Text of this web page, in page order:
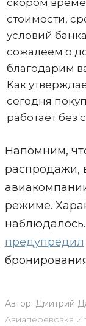
скором
стоимости,
условий
сожалеем о
благодарим
Как
сегодня
работает без
Напомним,
распродажи,
режиме.
предупредил
Автор: Дмитрий
Авиаперевозка и